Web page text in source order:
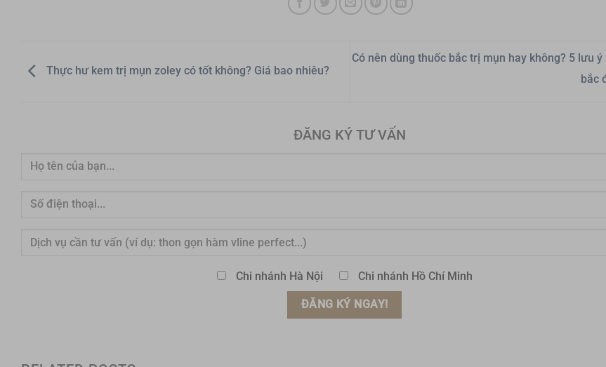
Thực hư kem trị mụn zoley có tốt không? Giá bao nhiêu?
Có nên dùng thuốc bắc trị mụn hay không? 5 lưu
bắc
ĐĂNG KÝ TƯ VẤN
Chi nhánh Hà Nội Chi nhánh Hồ Chí Minh